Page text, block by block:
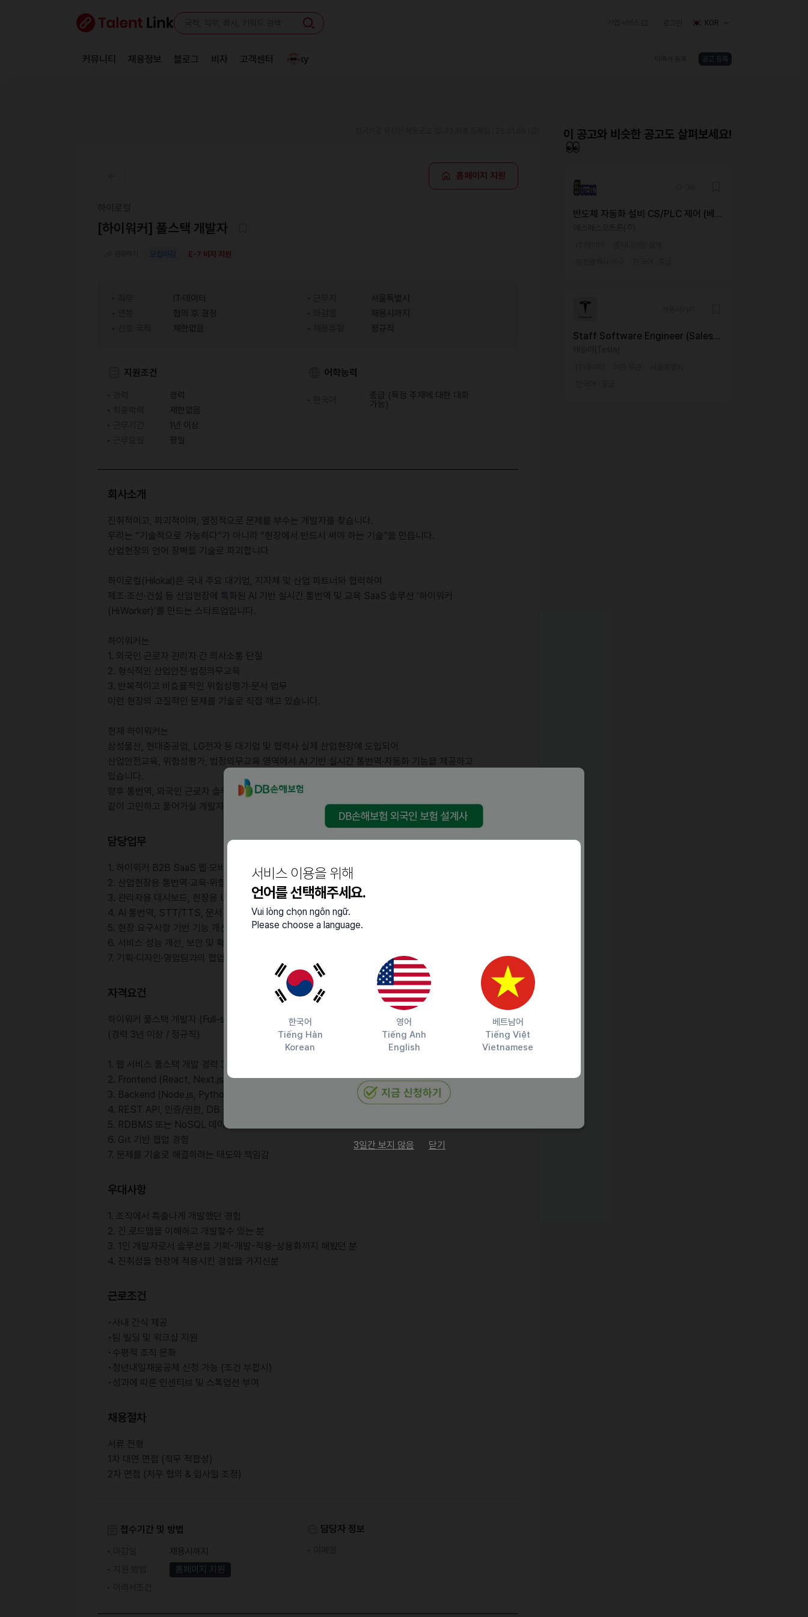
서비스 이용을 위해
언어를 선택해주세요.
Vui lòng chọn ngôn ngữ.
Please choose a language.
한국어
Tiếng Hàn
Korean
영어
Tiếng Anh
English
베트남어
Tiếng Việt
Vietnamese
KOR
커뮤니티 채용정보 블로그 비자 고객센터 Linky 공고 등록
홈페이지 지원
[하이워커] 풀스택 개발자
모집마감 E-7 비자 지원
IT·데이터
서울특별시
협의 후 결정
채용시까지
제한없음 정규직
지원조건
경력
제한없음
1년 이상
평일
어학능력
중급 (특정 주제에 대한 대화
가능)
회사소개
진취적이고, 파괴적이며, 열정적으로 문제를 부수는 개발자를 찾습니다.
우리는 “기술적으로 가능하다”가 아니라 “현장에서 반드시 써야 하는 기술”을 만듭니다.
산업현장의 언어 장벽을 기술로 파괴합니다
하이로컬(Hilokal)은 국내 주요 대기업, 지자체 및 산업 파트너와 협력하여
제조·조선·건설 등 산업현장에 특화된 AI 기반 실시간 통번역 및 교육 SaaS 솔루션 ‘하이워커
(HiWorker)’를 만드는 스타트업입니다.
하이워커는
1. 외국인 근로자 관리자 간 의사소통 단절
2. 형식적인 산업안전·법정의무교육
3. 반복적이고 비효율적인 위험성평가·문서 업무
이런 현장의 고질적인 문제를 기술로 직접 깨고 있습니다.
현재 하이워커는
삼성물산, 현대중공업, LG전자 등 대기업 및 협력사 실제 산업현장에 도입되어
산업안전교육, 위험성평가, 법정의무교육 영역에서 AI 기반 실시간 통번역·자동화 기능을 제공하고
있습니다.
향후 통번역, 외국인 근로자 솔루션을 넘어서, 산업안전로봇, CCTV 관제, IOT, 엣지모델 연계의 로드맵을
같이 고민하고 풀어가실 개발자분 지원해주세요.
담당업무
1. 하이워커 B2B SaaS 웹·모바일 서비스 풀스택 개발
2. 산업현장용 통번역·교육·위험성평가 기능 개발 및 고도화
3. 관리자용 대시보드, 현장용 UX(UI) 설계 및 구현
4. AI 통번역, STT/TTS, 문서 자동화 기능 연동
5. 현장 요구사항 기반 기능 개선 및 제품 안정화
6. 서비스 성능 개선, 보안 및 확장성 고려한 아키텍처 설계
7. 기획·디자인·영업팀과의 협업을 통한 제품 개선
자격요건
하이워커 풀스택 개발자 (Full-stack Engineer)
(경력 3년 이상 / 정규직)
1. 웹 서비스 풀스택 개발 경력 3년 이상
2. Frontend (React, Next.js, Vue 등) 중 1개 이상 실무 경험
3. Backend (Node.js, Python, Java 등) API 설계 및 개발 경험
4. REST API, 인증/권한, DB 설계 경험
5. RDBMS 또는 NoSQL 데이터베이스 사용 경험
6. Git 기반 협업 경험
7. 문제를 기술로 해결하려는 태도와 책임감
우대사항
1. 조직에서 특출나게 개발했던 경험
2. 긴 로드맵을 이해하고 개발할수 있는 분
3. 1인 개발자로서 솔루션을 기획-개발-적용-상용화까지 해봤던 분
4. 진취성을 현장에 적용시킨 경험을 가지신분
근로조건
•사내 간식 제공
•팀 빌딩 및 워크샵 지원
•수평적 조직 문화
•청년내일채움공제 신청 가능 (조건 부합시)
•성과에 따른 인센티브 및 스톡업션 부여
채용절차
서류 전형
1차 대면 면접 (직무 적합성)
2차 면접 (처우 협의 & 입사일 조정)
접수기간 및 방법
채용시까지
홈페이지 지원
담당자 정보
이 공고와 비슷한 공고도 살펴보세요!
반도체 자동화 설비 CS/PLC 제어 (베
Staff Software Engineer (Sales &
3일간 보지 않음 닫기